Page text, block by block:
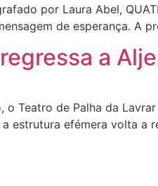
por Laura Abel,
de esperança. A
a
Teatro de Palha da
estrutura efémera volta a